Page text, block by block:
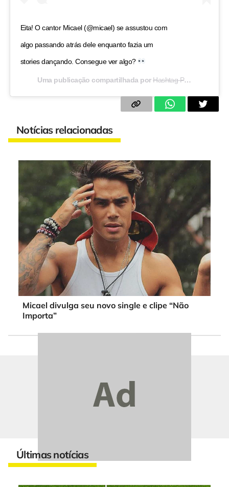
Eita! O cantor Micael (@micael) se assustou com
algo passando atrás dele enquanto fazia um
stories dançando. Consegue ver algo?
Uma publicação compartilhada porHashtag Pop
Notícias relacionadas
Micael divulga seu novo single e clipe “Não
Importa”
Últimas notícias